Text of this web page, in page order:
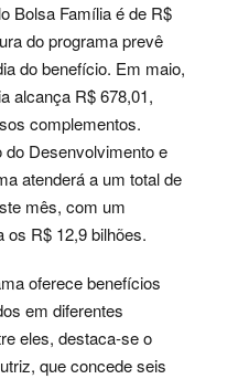
Bolsa Família é de R$
do programa prevê
do benefício. Em maio,
alcança R$ 678,01,
complementos.
do Desenvolvimento e
atenderá a um total de
mês, com um
os R$ 12,9 bilhões.
oferece benefícios
em diferentes
eles, destaca-se o
que concede seis